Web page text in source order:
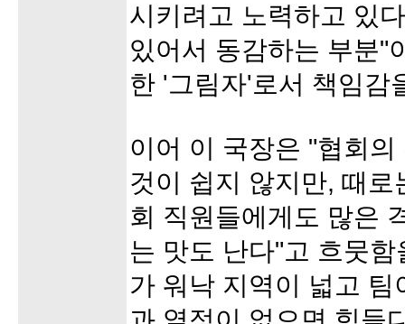
시키려고 노력하고 있
있어서 동감하는 부분"
한 '그림자'로서 책임감
이어 이 국장은 "협회
것이 쉽지 않지만, 때
회 직원들에게도 많은
는 맛도 난다"고 흐뭇
가 워낙 지역이 넓고